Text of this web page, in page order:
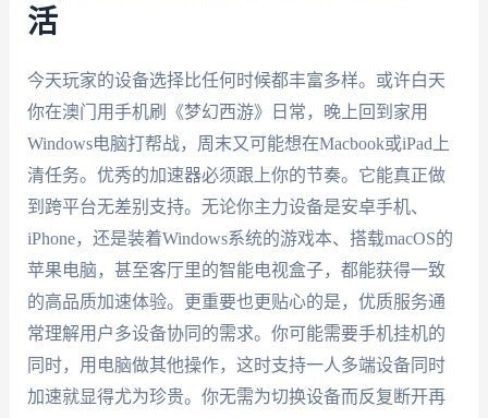
活
今天玩家的设备选择比任何时候都丰富多样。或许白天
你在澳门用手机刷《梦幻西游》日常，晚上回到家用
Windows电脑打帮战，周末又可能想在Macbook或iPad上
清任务。优秀的加速器必须跟上你的节奏。它能真正做
到跨平台无差别支持。无论你主力设备是安卓手机、
iPhone，还是装着Windows系统的游戏本、搭载macOS的
苹果电脑，甚至客厅里的智能电视盒子，都能获得一致
的高品质加速体验。更重要也更贴心的是，优质服务通
常理解用户多设备协同的需求。你可能需要手机挂机的
同时，用电脑做其他操作，这时支持一人多端设备同时
加速就显得尤为珍贵。你无需为切换设备而反复断开再